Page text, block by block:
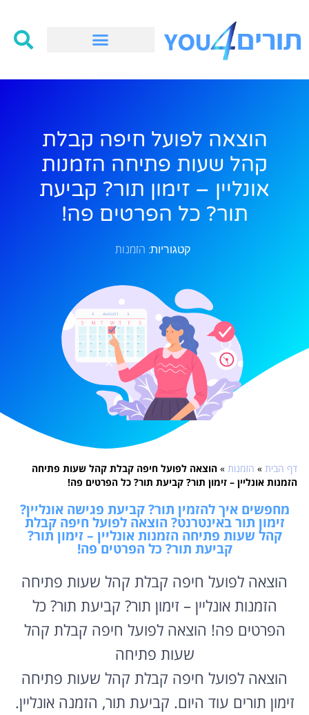
הוצאה לפועל חיפה קבלת
קהל שעות פתיחה הזמנות
אונליין – זימון תור? קביעת
תור? כל הפרטים פה!
קטגוריות: הזמנות
דף הבית » הזמנות » הוצאה לפועל חיפה קבלת קהל שעות פתיחה
הזמנות אונליין – זימון תור? קביעת תור? כל הפרטים פה!
מחפשים איך להזמין תור? קביעת פגישה אונליין?
זימון תור באינטרנט? הוצאה לפועל חיפה קבלת
קהל שעות פתיחה הזמנות אונליין – זימון תור?
קביעת תור? כל הפרטים פה!
הוצאה לפועל חיפה קבלת קהל שעות פתיחה
הזמנות אונליין – זימון תור? קביעת תור? כל
הפרטים פה! הוצאה לפועל חיפה קבלת קהל
שעות פתיחה
הוצאה לפועל חיפה קבלת קהל שעות פתיחה
זימון תורים עוד היום. קביעת תור, הזמנה אונליין.